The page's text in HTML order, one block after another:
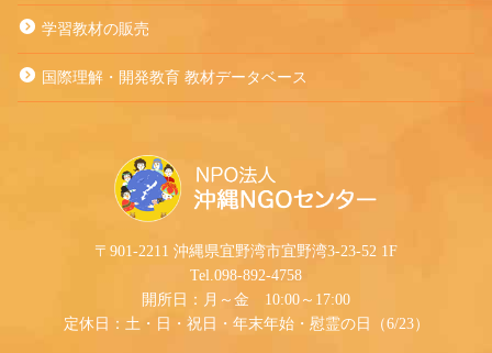
学習教材の販売
国際理解・開発教育 教材データベース
〒901-2211 沖縄県宜野湾市宜野湾3-23-52 1F
Tel.098-892-4758
開所日：月～金 10:00～17:00
定休日：土・日・祝日・年末年始・慰霊の日（6/23）